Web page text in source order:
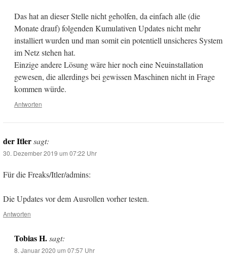
Das hat an dieser Stelle nicht geholfen, da einfach alle (die
Monate drauf) folgenden Kumulativen Updates nicht mehr
installiert wurden und man somit ein potentiell unsicheres System
im Netz stehen hat.
Einzige andere Lösung wäre hier noch eine Neuinstallation
gewesen, die allerdings bei gewissen Maschinen nicht in Frage
kommen würde.
Antworten
der Itlersagt:
30. Dezember 2019 um 07:22 Uhr
Für die Freaks/Itler/admins:
Die Updates vor dem Ausrollen vorher testen.
Antworten
Tobias H. sagt:
8. Januar 2020 um 07:57 Uhr